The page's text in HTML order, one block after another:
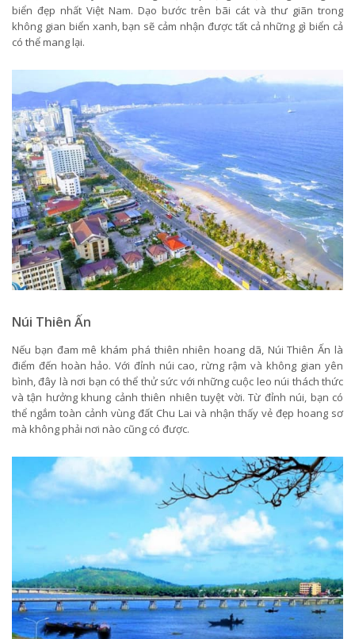
biển đẹp nhất Việt Nam. Dạo bước trên bãi cát và thư giãn trong
không gian biển xanh, bạn sẽ cảm nhận được tất cả những gì biển cả
có thể mang lại.
Núi Thiên Ấn
Nếu bạn đam mê khám phá thiên nhiên hoang dã, Núi Thiên Ấn là
điểm đến hoàn hảo. Với đỉnh núi cao, rừng rậm và không gian yên
bình, đây là nơi bạn có thể thử sức với những cuộc leo núi thách thức
và tận hưởng khung cảnh thiên nhiên tuyệt vời. Từ đỉnh núi, bạn có
thể ngắm toàn cảnh vùng đất Chu Lai và nhận thấy vẻ đẹp hoang sơ
mà không phải nơi nào cũng có được.